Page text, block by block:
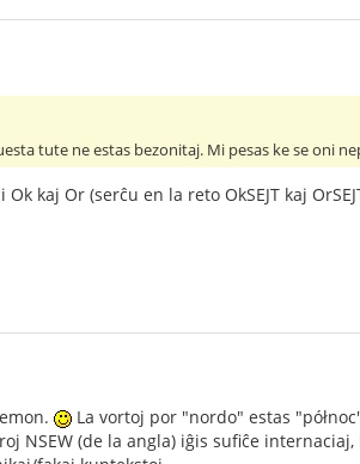
tute ne estas bezonitaj. Mi pesas ke se oni
kaj Or (serĉu en la reto OkSEJT kaj
La vortoj por "nordo" estas
NSEW (de la angla) iĝis sufiĉe